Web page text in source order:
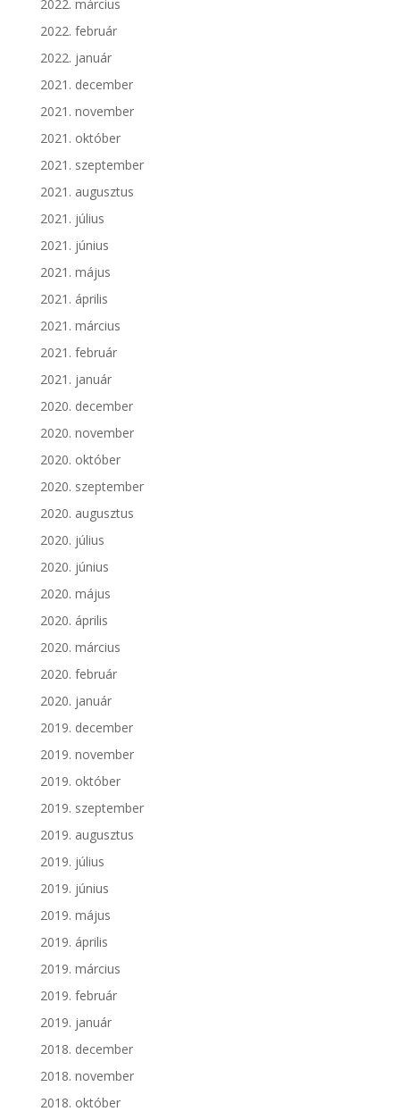
2022. március
2022. február
2022. január
2021. december
2021. november
2021. október
2021. szeptember
2021. augusztus
2021. július
2021. június
2021. május
2021. április
2021. március
2021. február
2021. január
2020. december
2020. november
2020. október
2020. szeptember
2020. augusztus
2020. július
2020. június
2020. május
2020. április
2020. március
2020. február
2020. január
2019. december
2019. november
2019. október
2019. szeptember
2019. augusztus
2019. július
2019. június
2019. május
2019. április
2019. március
2019. február
2019. január
2018. december
2018. november
2018. október